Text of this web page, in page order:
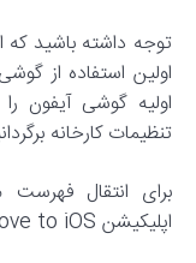
توجه داشته باشید که
اولین استفاده از
اولیه گوشی آیفون
تنظیمات کارخانه
برای انتقال فهرست
اپلیکیشن Move to iOS باید مراحل زیر را طی کنید: